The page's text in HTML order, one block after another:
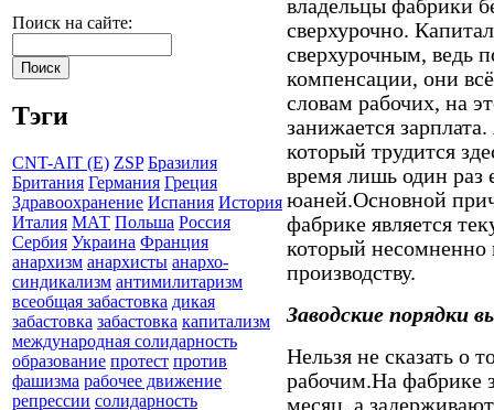
Поиск на сайте:
Тэги
CNT-AIT (E) ZSP Бразилия
Британия Германия Греция
Здравоохранение Испания История
Италия МАТ Польша Россия
Сербия Украина Франция
анархизм анархисты анархо-
синдикализм антимилитаризм
всеобщая забастовка дикая
забастовка забастовка капитализм
международная солидарность
образование протест против
фашизма рабочее движение
репрессии солидарность
владельцы фабрики
сверхурочно.
сверхурочным, ведь
компенсации, они
словам рабочих, на
занижается
который трудится
время лишь один раз
юаней.Основной
фабрике является
который несомненно
производству.
Заводские порядки
Нельзя не сказать о
рабочим.На фабрике
месяц, а